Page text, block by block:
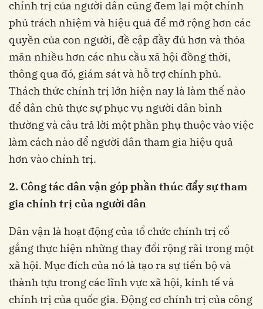
chính trị của người dân cũng đem lại một chính
phủ trách nhiệm và hiệu quả để mở rộng hơn các
quyền của con người, đề cập đầy đủ hơn và thỏa
mãn nhiều hơn các nhu cầu xã hội đồng thời,
thông qua đó, giám sát và hỗ trợ chính phủ.
Thách thức chính trị lớn hiện nay là làm thế nào
để dân chủ thực sự phục vụ người dân bình
thường và câu trả lời một phần phụ thuộc vào việc
làm cách nào để người dân tham gia hiệu quả
hơn vào chính trị.
2. Công tác dân vận góp phần thúc đẩy sự tham
gia chính trị của người dân
Dân vận là hoạt động của tổ chức chính trị cố
gắng thực hiện những thay đổi rộng rãi trong một
xã hội. Mục đích của nó là tạo ra sự tiến bộ và
thành tựu trong các lĩnh vực xã hội, kinh tế và
chính trị của quốc gia. Động cơ chính trị của công